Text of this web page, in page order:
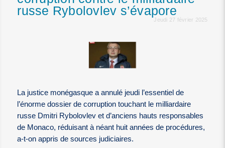
russe Rybolovlev s’évapore
Jeudi 27 février 2025
La justice monégasque a annulé jeudi l’essentiel de
l’énorme dossier de corruption touchant le milliardaire
russe Dmitri Rybolovlev et d’anciens hauts responsables
de Monaco, réduisant à néant huit années de procédures,
a-t-on appris de sources judiciaires.